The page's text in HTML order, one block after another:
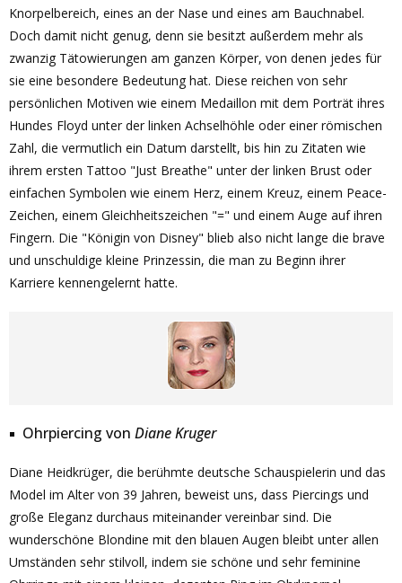
Knorpelbereich, eines an der Nase und eines am Bauchnabel.
Doch damit nicht genug, denn sie besitzt außerdem mehr als
zwanzig Tätowierungen am ganzen Körper, von denen jedes für
sie eine besondere Bedeutung hat. Diese reichen von sehr
persönlichen Motiven wie einem Medaillon mit dem Porträt ihres
Hundes Floyd unter der linken Achselhöhle oder einer römischen
Zahl, die vermutlich ein Datum darstellt, bis hin zu Zitaten wie
ihrem ersten Tattoo "Just Breathe" unter der linken Brust oder
einfachen Symbolen wie einem Herz, einem Kreuz, einem Peace-
Zeichen, einem Gleichheitszeichen "=" und einem Auge auf ihren
Fingern. Die "Königin von Disney" blieb also nicht lange die brave
und unschuldige kleine Prinzessin, die man zu Beginn ihrer
Karriere kennengelernt hatte.
Ohrpiercing von Diane Kruger
Diane Heidkrüger, die berühmte deutsche Schauspielerin und das
Model im Alter von 39 Jahren, beweist uns, dass Piercings und
große Eleganz durchaus miteinander vereinbar sind. Die
wunderschöne Blondine mit den blauen Augen bleibt unter allen
Umständen sehr stilvoll, indem sie schöne und sehr feminine